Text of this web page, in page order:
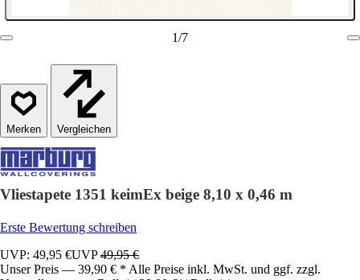
1/7
Vergleichen
Vliestapete 1351 keimEx beige 8,10 x 0,46 m
Erste Bewertung schreiben
UVP: 49,95 €UVP49,95 €
Unser Preis — 39,90 € * Alle Preise inkl. MwSt. und ggf. zzgl.